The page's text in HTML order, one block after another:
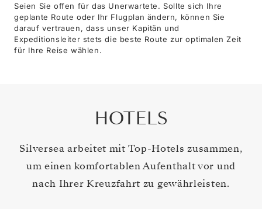
Seien Sie offen für das Unerwartete. Sollte sich Ihre
geplante Route oder Ihr Flugplan ändern, können Sie
darauf vertrauen, dass unser Kapitän und
Expeditionsleiter stets die beste Route zur optimalen Zeit
für Ihre Reise wählen.
HOTELS
Silversea arbeitet mit Top-Hotels zusammen,
um einen komfortablen Aufenthalt vor und
nach Ihrer Kreuzfahrt zu gewährleisten.